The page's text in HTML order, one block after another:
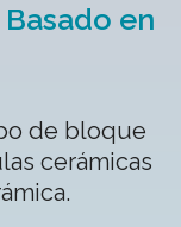
en
de bloque
cerámicas